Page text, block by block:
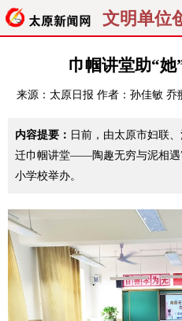
文明单位
聚焦
经济 关注
纵横 曝光
旅游
看天下 晋月读
太原日报 太原晚报
巾帼讲堂助“
来源： 太原日报 作者：孙佳敏 乔
内容提要： 日前，由太原市妇联
迁巾帼讲堂——陶趣无穷与泥相遇
小学校举办。